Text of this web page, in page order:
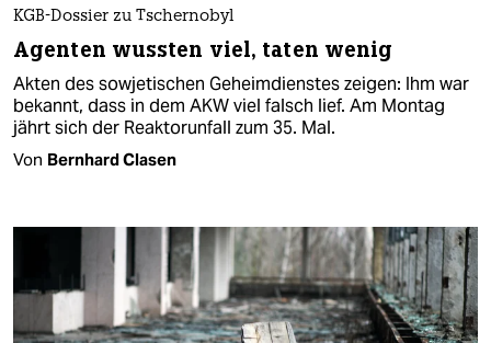
KGB-Dossier zu Tschernobyl
Agenten wussten viel, taten wenig
Akten des sowjetischen Geheimdienstes zeigen: Ihm war
bekannt, dass in dem AKW viel falsch lief. Am Montag
jährt sich der Reaktorunfall zum 35. Mal.
Von Bernhard Clasen